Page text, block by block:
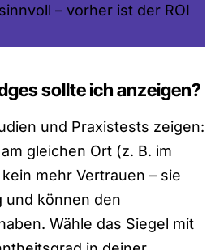
– vorher ist der ROI
sollte ich anzeigen?
und Praxistests zeigen:
gleichen Ort (z. B. im
mehr Vertrauen – sie
und können den
Wähle das Siegel mit